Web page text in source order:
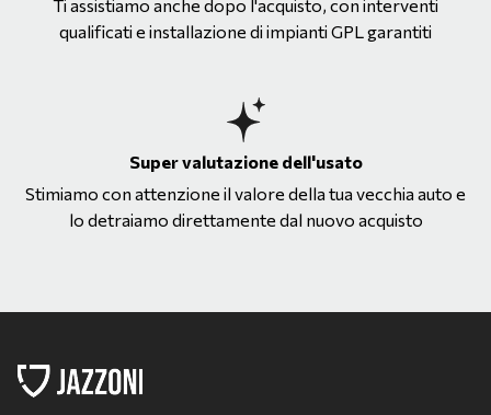
Ti assistiamo anche dopo l'acquisto, con interventi
qualificati e installazione di impianti GPL garantiti
Super valutazione dell'usato
Stimiamo con attenzione il valore della tua vecchia auto e
lo detraiamo direttamente dal nuovo acquisto